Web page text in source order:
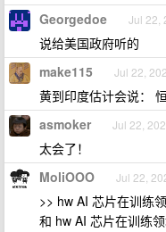
Georgedoe Jul 22,
说给美国政府听的
make115 Jul 22,
黄到印度估计会说：
asmoker Jul 22,
太会了！
MoliOOO Jul 22,
>> hw AI 芯片在训练
和 hw AI 芯片在训练